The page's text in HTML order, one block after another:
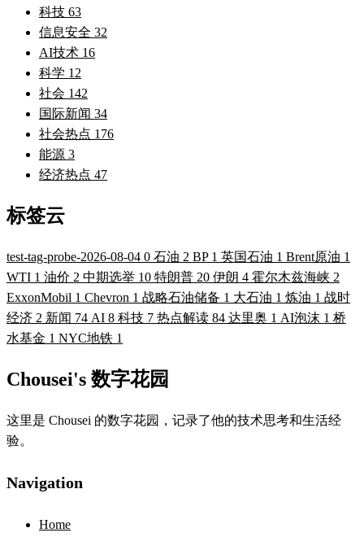
科技 63
信息安全 32
AI技术 16
科学 12
社会 142
国际新闻 34
社会热点 176
能源 3
经济热点 47
标签云
test-tag-probe-2026-08-04 0 石油 2 BP 1 英国石油 1 Brent原油 1
WTI 1 油价 2 中期选举 10 特朗普 20 伊朗 4 霍尔木兹海峡 2
ExxonMobil 1 Chevron 1 战略石油储备 1 大石油 1 炼油 1 战时
经济 2 新闻 74 AI 8 科技 7 热点解读 84 达里奥 1 AI泡沫 1 桥
水基金 1 NYC地铁 1
Chousei's 数字花园
这里是 Chousei 的数字花园，记录了他的技术思考和生活经
验。
Navigation
Home